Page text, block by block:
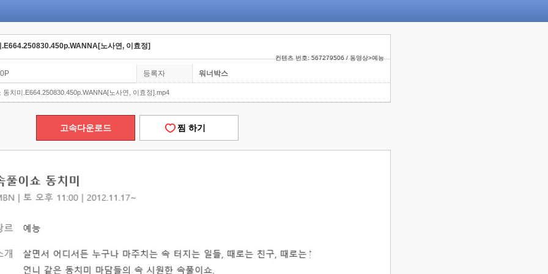
노사연, 이효정]
컨텐츠 번호: 567279506 / 동영상>예능
등록자 워너박스
동치미.E664.250830.450p.WANNA[노사연, 이효정].mp4
고속다운로드 찜 하기